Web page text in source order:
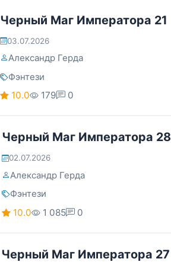
Черный Маг Императора 21
03.07.2026
Александр Герда
Фэнтези
10.0
179 0
Черный Маг Императора 28
02.07.2026
Александр Герда
Фэнтези
10.0
1 085 0
Черный Маг Императора 27